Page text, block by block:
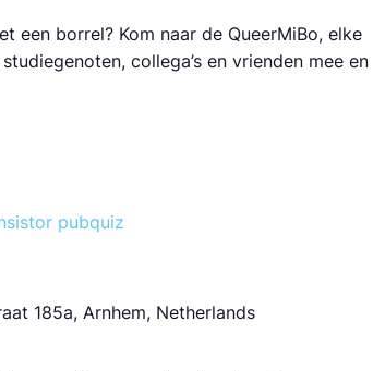
een borrel? Kom naar de QueerMiBo, elke
collega’s en vrienden mee en
pubquiz
185a, Arnhem, Netherlands